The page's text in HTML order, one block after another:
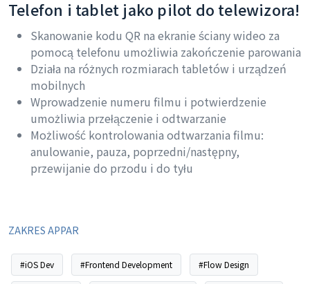
Telefon i tablet jako pilot do telewizora!
Skanowanie kodu QR na ekranie ściany wideo za
pomocą telefonu umożliwia zakończenie parowania
Działa na różnych rozmiarach tabletów i urządzeń
mobilnych
Wprowadzenie numeru filmu i potwierdzenie
umożliwia przełączenie i odtwarzanie
Możliwość kontrolowania odtwarzania filmu:
anulowanie, pauza, poprzedni/następny,
przewijanie do przodu i do tyłu
ZAKRES APPAR
#iOS Dev #Frontend Development #Flow Design